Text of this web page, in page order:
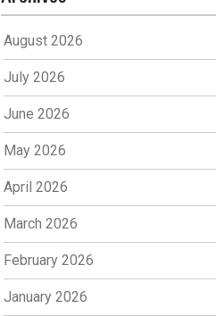
August 2026
July 2026
June 2026
May 2026
April 2026
March 2026
February 2026
January 2026